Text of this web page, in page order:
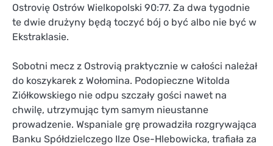
Ostrovię Ostrów Wielkopolski 90:77. Za dwa tygodnie
te dwie drużyny będą toczyć bój o być albo nie być w
Ekstraklasie.
Sobotni mecz z Ostrovią praktycznie w całości należał
do koszykarek z Wołomina. Podopieczne Witolda
Ziółkowskiego nie odpu szczały gości nawet na
chwilę, utrzymując tym samym nieustanne
prowadzenie. Wspaniale grę prowadziła rozgrywająca
Banku Spółdzielczego Ilze Ose-Hlebowicka, trafiała za